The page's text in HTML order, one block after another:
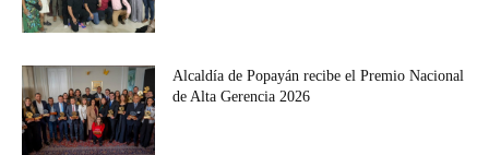
Alcaldía de Popayán recibe el Premio Nacional
de Alta Gerencia 2026